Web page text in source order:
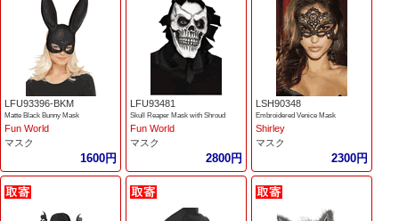
LFU93396-BKM
Matte Black Bunny Mask
Fun World
マスク
1600円
LFU93481
Skull Reaper Mask with Shroud
Fun World
マスク
2800円
LSH90348
Embroidered Venice Mask
Shirley
マスク
2300円